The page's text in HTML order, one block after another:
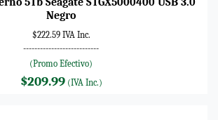
Negro
$222.59 IVA Inc.
---------------------------
(Promo Efectivo)
$209.99(IVA Inc.)